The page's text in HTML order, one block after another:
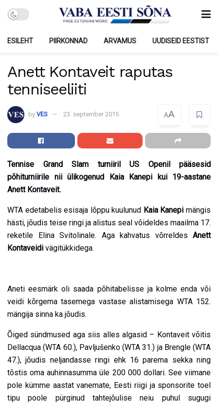
ESILEHT PIIRKONNAD ARVAMUS UUDISEID EESTIST
Anett Kontaveit raputas
tenniseeliiti
by VES 23. september 2015 AA
Tennise Grand Slam turniiril US Openil pääsesid
põhiturniirile nii ülikogenud Kaia Kanepi kui 19-aastane
Anett Kontaveit.
WTA edetabelis esisaja lõppu kuulunud Kaia Kanepi mängis
hästi, jõudis teise ringi ja alistus seal võideldes maailma 17.
reketile Elina Svitolinale. Aga kahvatus võrreldes Anett
Kontaveidi vägitükkidega.
Aneti eesmärk oli saada põhitabelisse ja kolme enda või
veidi kõrgema tasemega vastase alistamisega WTA 152.
mängija sinna ka jõudis.
Õiged sündmused aga siis alles algasid – Kontaveit võitis
Dellacqua (WTA 60.), Pavljušenko (WTA 31.) ja Brengle (WTA
47.), jõudis neljandasse ringi ehk 16 parema sekka ning
tõstis oma auhinnasumma üle 200 000 dollari. See viimane
pole kümme aastat vanemate, Eesti riigi ja sponsorite toel
tipu poole pürginud tahtejõulise neiu puhul sugugi